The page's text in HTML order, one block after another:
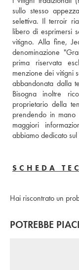
sullo stesso
selettiva. Il terroir
libero di esprimersi
vitigno. Alla fine,
denominazione
prima riservata
menzione dei vitigni
abbandonata dalla
Bisogna inoltre
proprietario della
prendendo in
maggiori
abbiamo dedicato
SCHEDA
Hai riscontrato un
POTREBBE